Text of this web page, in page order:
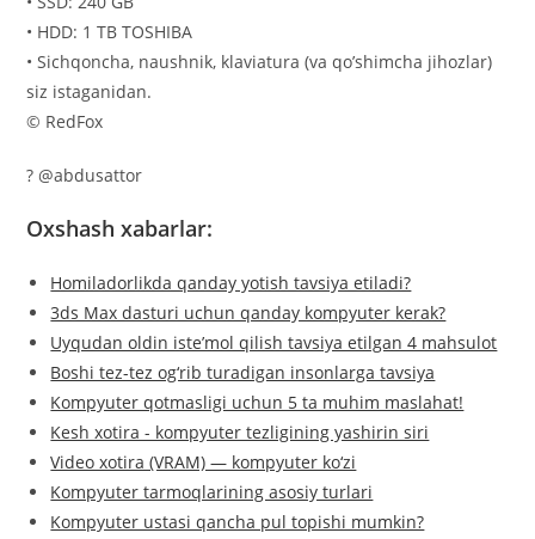
• HDD: 1 TB TOSHIBA
• Sichqoncha, naushnik, klaviatura (va qo’shimcha jihozlar)
siz istaganidan.
© RedFox
? @abdusattor
Oxshash xabarlar:
Homiladorlikda qanday yotish tavsiya etiladi?
3ds Max dasturi uchun qanday kompyuter kerak?
Uyqudan oldin iste’mol qilish tavsiya etilgan 4 mahsulot
Boshi tez-tez og‘rib turadigan insonlarga tavsiya
Kompyuter qotmasligi uchun 5 ta muhim maslahat!
Kesh xotira - kompyuter tezligining yashirin siri
Video xotira (VRAM) — kompyuter ko‘zi
Kompyuter tarmoqlarining asosiy turlari
Kompyuter ustasi qancha pul topishi mumkin?